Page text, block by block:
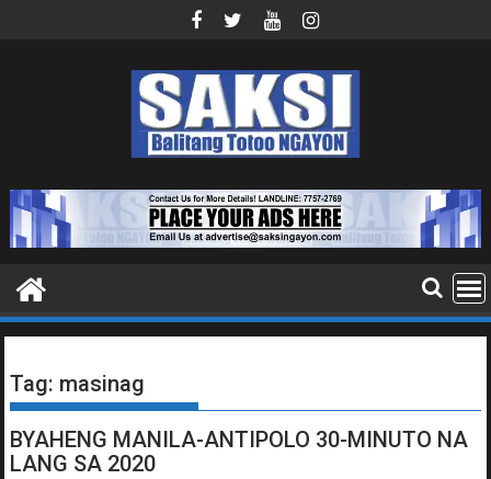
Tag: masinag
BYAHENG MANILA-ANTIPOLO 30-MINUTO NA
LANG SA 2020